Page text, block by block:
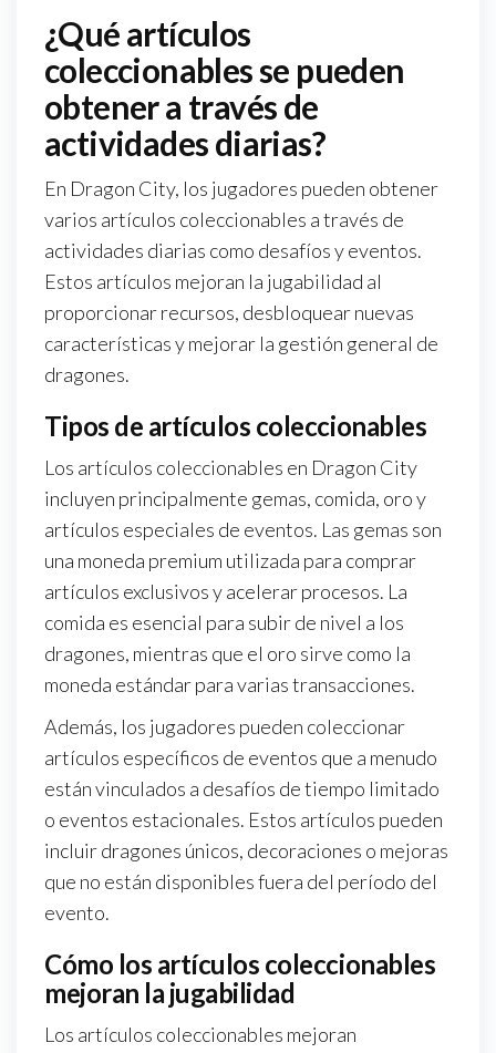
¿Qué artículos
coleccionables se pueden
obtener a través de
actividades diarias?
En Dragon City, los jugadores pueden obtener
varios artículos coleccionables a través de
actividades diarias como desafíos y eventos.
Estos artículos mejoran la jugabilidad al
proporcionar recursos, desbloquear nuevas
características y mejorar la gestión general de
dragones.
Tipos de artículos coleccionables
Los artículos coleccionables en Dragon City
incluyen principalmente gemas, comida, oro y
artículos especiales de eventos. Las gemas son
una moneda premium utilizada para comprar
artículos exclusivos y acelerar procesos. La
comida es esencial para subir de nivel a los
dragones, mientras que el oro sirve como la
moneda estándar para varias transacciones.
Además, los jugadores pueden coleccionar
artículos específicos de eventos que a menudo
están vinculados a desafíos de tiempo limitado
o eventos estacionales. Estos artículos pueden
incluir dragones únicos, decoraciones o mejoras
que no están disponibles fuera del período del
evento.
Cómo los artículos coleccionables
mejoran la jugabilidad
Los artículos coleccionables mejoran